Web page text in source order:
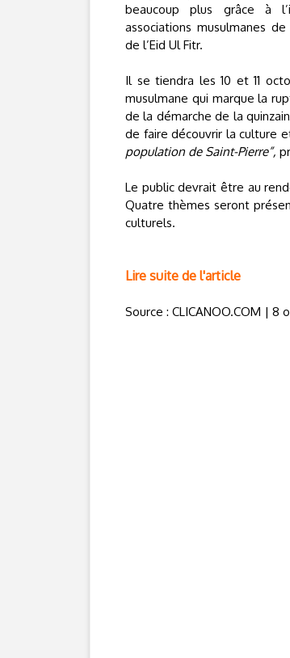
beaucoup plus grâce à
associations musulmanes
de l’Eid Ul Fitr.
Il se tiendra les 10 et 11
musulmane qui marque la
de la démarche de la
de faire découvrir la culture
population de Saint-Pierre”,
Le public devrait être au
Quatre thèmes seront
culturels.
Lire suite de l'article
Source : CLICANOO.COM | 8